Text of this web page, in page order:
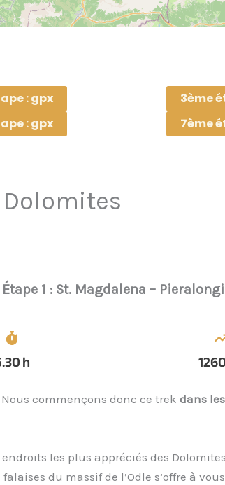
: gpx
: gpx
3ème
7ème
Étape 1 : St. Magdalena –
h 1260
Nous commençons donc ce trek dans
les plus appréciés des
du massif de l’Odle s’offre à